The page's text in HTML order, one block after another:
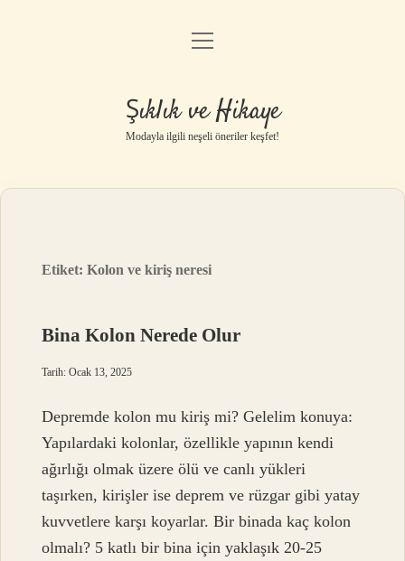
Gizlilik Politikası
Yasal Uyarı
menüyü
Şıklık ve Hikaye
Modayla ilgili neşeli öneriler keşfet!
Etiket:Kolon ve kiriş neresi
Bina Kolon Nerede Olur
Tarih: Ocak 13, 2025
Depremde kolon mu kiriş mi? Gelelim konuya:
Yapılardaki kolonlar, özellikle yapının kendi
ağırlığı olmak üzere ölü ve canlı yükleri
taşırken, kirişler ise deprem ve rüzgar gibi yatay
kuvvetlere karşı koyarlar. Bir binada kaç kolon
olmalı? 5 katlı bir bina için yaklaşık 20-25